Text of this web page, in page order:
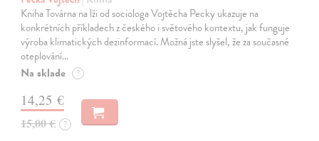
Kniha Továrna na lži od sociologa Vojtěcha Pecky ukazuje na
konkrétních příkladech z českého i světového kontextu, jak funguje
výroba klimatických dezinformací. Možná jste slyšel, že za současné
oteplování…
Na sklade ?
14,25 €
15,00 € ?